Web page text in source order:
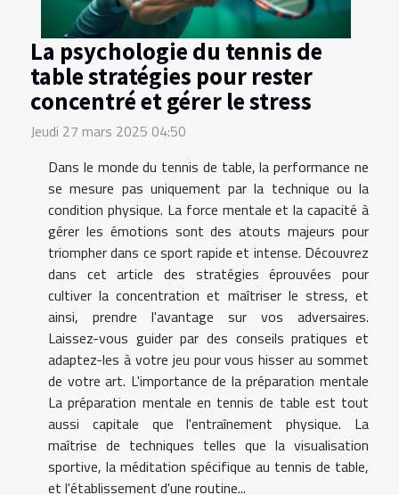
La psychologie du tennis de
table stratégies pour rester
concentré et gérer le stress
Jeudi 27 mars 2025 04:50
Dans le monde du tennis de table, la performance ne
se mesure pas uniquement par la technique ou la
condition physique. La force mentale et la capacité à
gérer les émotions sont des atouts majeurs pour
triompher dans ce sport rapide et intense. Découvrez
dans cet article des stratégies éprouvées pour
cultiver la concentration et maîtriser le stress, et
ainsi, prendre l'avantage sur vos adversaires.
Laissez-vous guider par des conseils pratiques et
adaptez-les à votre jeu pour vous hisser au sommet
de votre art. L'importance de la préparation mentale
La préparation mentale en tennis de table est tout
aussi capitale que l'entraînement physique. La
maîtrise de techniques telles que la visualisation
sportive, la méditation spécifique au tennis de table,
et l'établissement d'une routine...